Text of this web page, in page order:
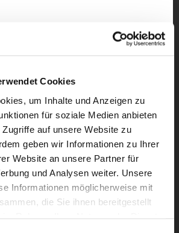
Cookies
um Inhalte und Anzeigen zu
für soziale Medien anbieten
auf unsere Website zu
geben wir Informationen zu Ihrer
Website an unsere Partner für
und Analysen weiter. Unsere
Informationen möglicherweise mit
die Sie ihnen bereitgestellt
könnte Sie auch